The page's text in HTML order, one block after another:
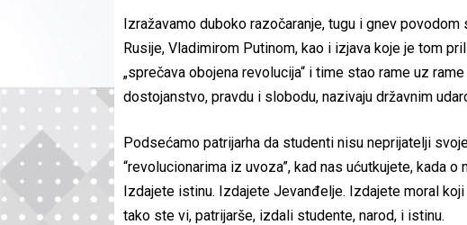
Izražavamo duboko razočaranje, tugu i gnev
Rusije, Vladimirom Putinom, kao i izjava koje je tom
„sprečava obojena revolucija“ i time stao rame uz
dostojanstvo, pravdu i slobodu, nazivaju državnim
Podsećamo patrijarha da studenti nisu neprijatelji
“revolucionarima iz uvoza”, kad nas ućutkujete, kada
Izdajete istinu. Izdajete Jevanđelje. Izdajete moral
tako ste vi, patrijarše, izdali studente, narod, i istinu.